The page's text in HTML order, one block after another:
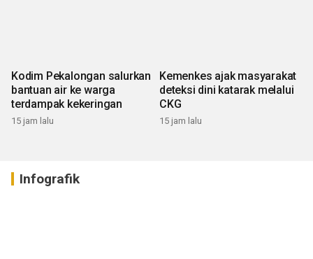
Kodim Pekalongan salurkan
bantuan air ke warga
terdampak kekeringan
15 jam lalu
Kemenkes ajak masyarakat
deteksi dini katarak melalui
CKG
15 jam lalu
Infografik